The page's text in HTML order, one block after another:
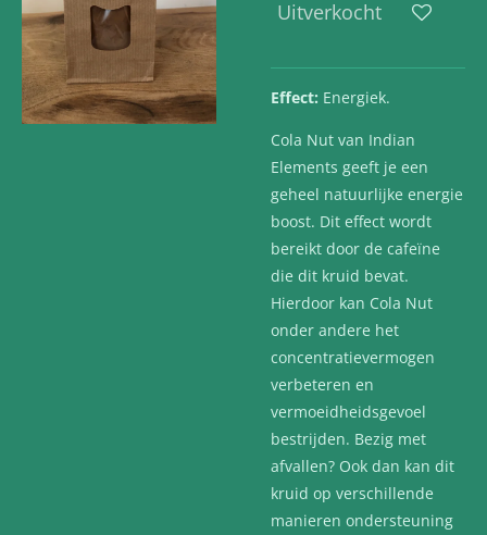
Uitverkocht
Effect: Energiek.
Cola Nut van Indian
Elements geeft je een
geheel natuurlijke energie
boost. Dit effect wordt
bereikt door de cafeïne
die dit kruid bevat.
Hierdoor kan Cola Nut
onder andere het
concentratievermogen
verbeteren en
vermoeidheidsgevoel
bestrijden. Bezig met
afvallen? Ook dan kan dit
kruid op verschillende
manieren ondersteuning